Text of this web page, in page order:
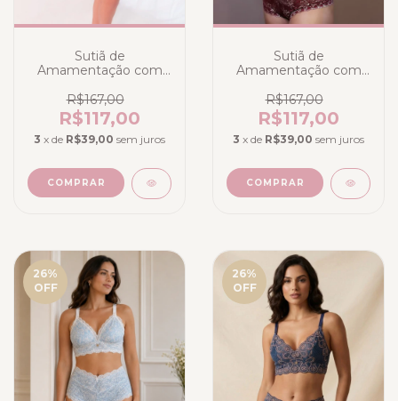
Sutiã de
Amamentação com
Verde água com Rosé
R$167,00
R$117,00
3 x de R$39,00 sem juros
COMPRAR
Sutiã de
Amamentação com
Magnific em Renda
Marsala com
Champanhe
R$167,00
R$117,00
3 x de R$39,00 sem juros
COMPRAR
26%
OFF
26%
OFF